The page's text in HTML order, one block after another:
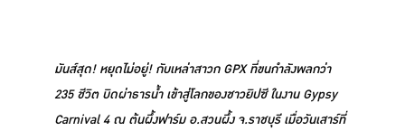
มันส์สุด! หยุดไม่อยู่! กับเหล่าสาวก GPX ที่ขนกำลังพลกว่า
235 ชีวิต บิดผ่าธารน้ำ เข้าสู่โลกของชาวยิปซี ในงาน Gypsy
Carnival 4 ณ ต้นผึ้งฟาร์ม อ.สวนผึ้ง จ.ราชบุรี เมื่อวันเสาร์ที่